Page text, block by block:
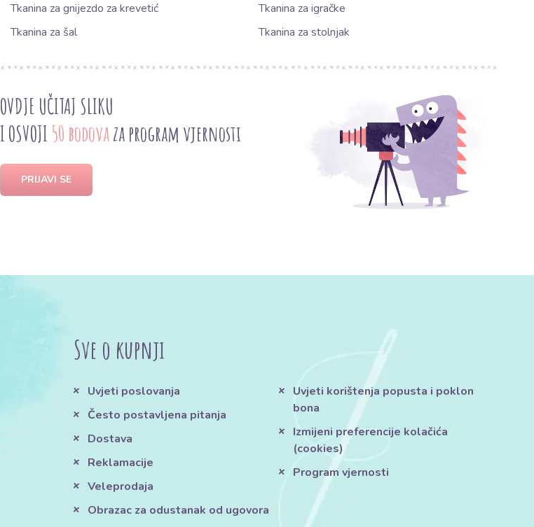
Tkanina za gnijezdo za krevetić
Tkanina za igračke
Tkanina za šal
Tkanina za stolnjak
OVDJE UČITAJ SLIKU
I OSVOJI 50 bodovaza program vjernosti
PRIJAVI SE
Sve o kupnji
Uvjeti poslovanja
Često postavljena pitanja
Dostava
Reklamacije
Veleprodaja
Obrazac za odustanak od ugovora
Uvjeti korištenja popusta i poklon
bona
Izmijeni preferencije kolačića
(cookies)
Program vjernosti